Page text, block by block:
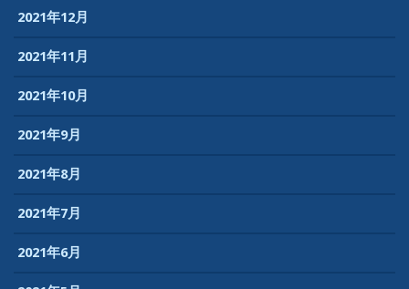
2021年12月
2021年11月
2021年10月
2021年9月
2021年8月
2021年7月
2021年6月